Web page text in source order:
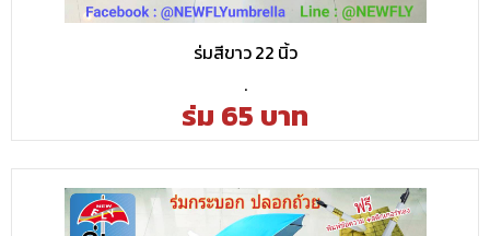
ร่มสีขาว 22 นิ้ว
.
ร่ม 65 บาท